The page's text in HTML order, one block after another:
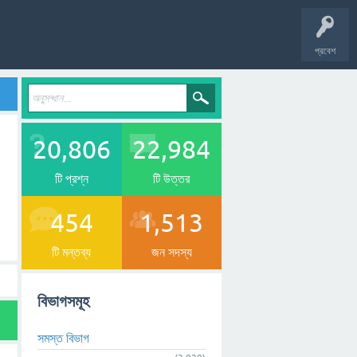
প্রবেশ
20,806
টি প্রশ্ন
22,984
টি উত্তর
454
টি মন্তব্য
1,513
জন সদস্য
বিভাগসমূহ
সমস্ত বিভাগ